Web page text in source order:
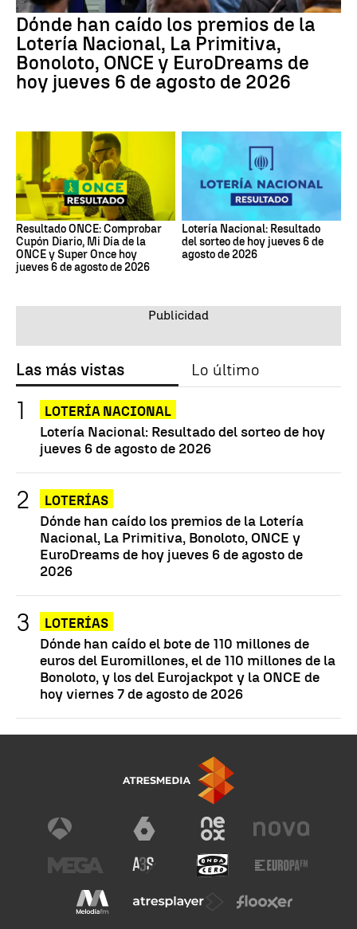
Dónde han caído los premios de la
Lotería Nacional, La Primitiva,
Bonoloto, ONCE y EuroDreams de
hoy jueves 6 de agosto de 2026
Resultado ONCE: Comprobar
Cupón Diario, Mi Día de la
ONCE y Super Once hoy
jueves 6 de agosto de 2026
Lotería Nacional: Resultado
del sorteo de hoy jueves 6 de
agosto de 2026
Las más vistas Lo último
LOTERÍA NACIONAL
Lotería Nacional: Resultado del sorteo de hoy
jueves 6 de agosto de 2026
LOTERÍAS
Dónde han caído los premios de la Lotería
Nacional, La Primitiva, Bonoloto, ONCE y
EuroDreams de hoy jueves 6 de agosto de
2026
LOTERÍAS
Dónde han caído el bote de 110 millones de
euros del Euromillones, el de 110 millones de la
Bonoloto, y los del Eurojackpot y la ONCE de
hoy viernes 7 de agosto de 2026